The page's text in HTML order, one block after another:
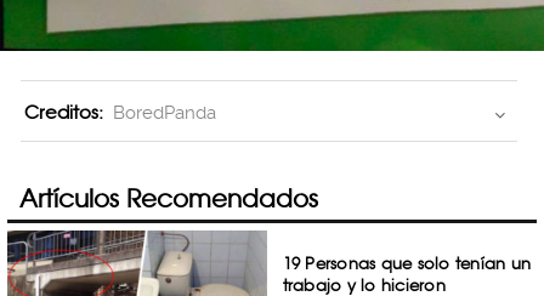
Creditos: BoredPanda
Artículos Recomendados
19 Personas que solo tenían un
trabajo y lo hicieron